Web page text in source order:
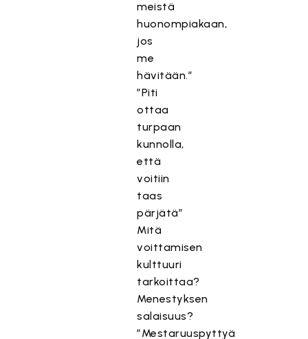
meistä
huonompiakaan,
jos
me
hävitään.”
”Piti
ottaa
turpaan
kunnolla,
että
voitiin
taas
pärjätä”
Mitä
voittamisen
kulttuuri
tarkoittaa?
Menestyksen
salaisuus?
”Mestaruuspyttyä